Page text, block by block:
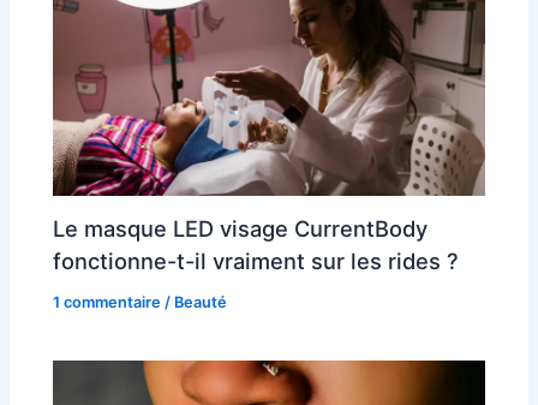
Le masque LED visage CurrentBody
fonctionne-t-il vraiment sur les rides ?
1 commentaire / Beauté